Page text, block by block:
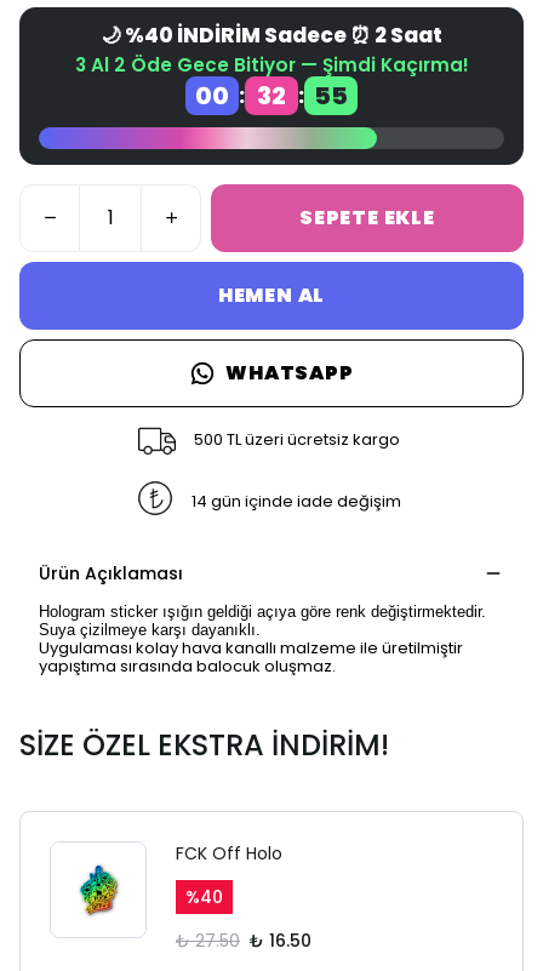
🌙 %40 İNDİRİM Sadece ⏰ 2 Saat
3 Al 2 Öde Gece Bitiyor — Şimdi Kaçırma!
00 : 32 : 55
SEPETE EKLE
HEMEN AL
WHATSAPP
500 TL üzeri ücretsiz kargo
14 gün içinde iade değişim
Ürün Açıklaması
Hologram sticker ışığın geldiği açıya göre renk değiştirmektedir.
Suya çizilmeye karşı dayanıklı.
Uygulaması kolay hava kanallı malzeme ile üretilmiştir
yapıştıma sırasında balocuk oluşmaz.
SİZE ÖZEL EKSTRA İNDİRİM!
FCK Off Holo
%40
₺ 27.50 ₺ 16.50